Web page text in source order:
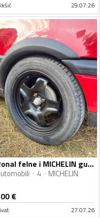
29.07.26
Ronal felne i MICHELIN gume
4 MICHELIN
€
27.07.26